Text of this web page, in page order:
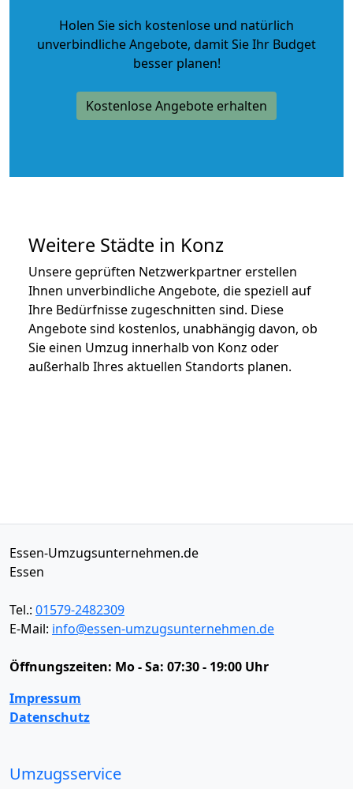
Holen Sie sich kostenlose und natürlich
unverbindliche Angebote, damit Sie Ihr Budget
besser planen!
Kostenlose Angebote erhalten
Weitere Städte in Konz
Unsere geprüften Netzwerkpartner erstellen
Ihnen unverbindliche Angebote, die speziell auf
Ihre Bedürfnisse zugeschnitten sind. Diese
Angebote sind kostenlos, unabhängig davon, ob
Sie einen Umzug innerhalb von Konz oder
außerhalb Ihres aktuellen Standorts planen.
Essen-Umzugsunternehmen.de
Essen
Tel.: 01579-2482309
E-Mail: info@essen-umzugsunternehmen.de
Öffnungszeiten: Mo - Sa: 07:30 - 19:00 Uhr
Impressum
Datenschutz
Umzugsservice